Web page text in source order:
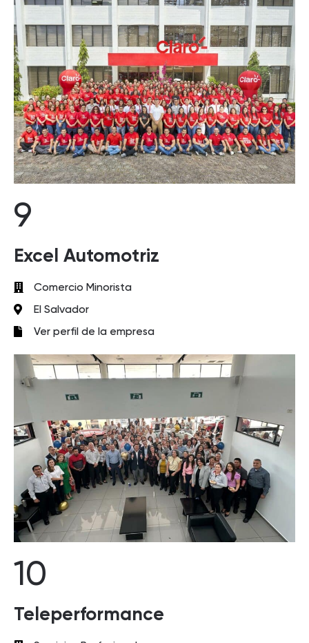
9
Excel Automotriz
Comercio Minorista
El Salvador
Ver perfil de la empresa
10
Teleperformance